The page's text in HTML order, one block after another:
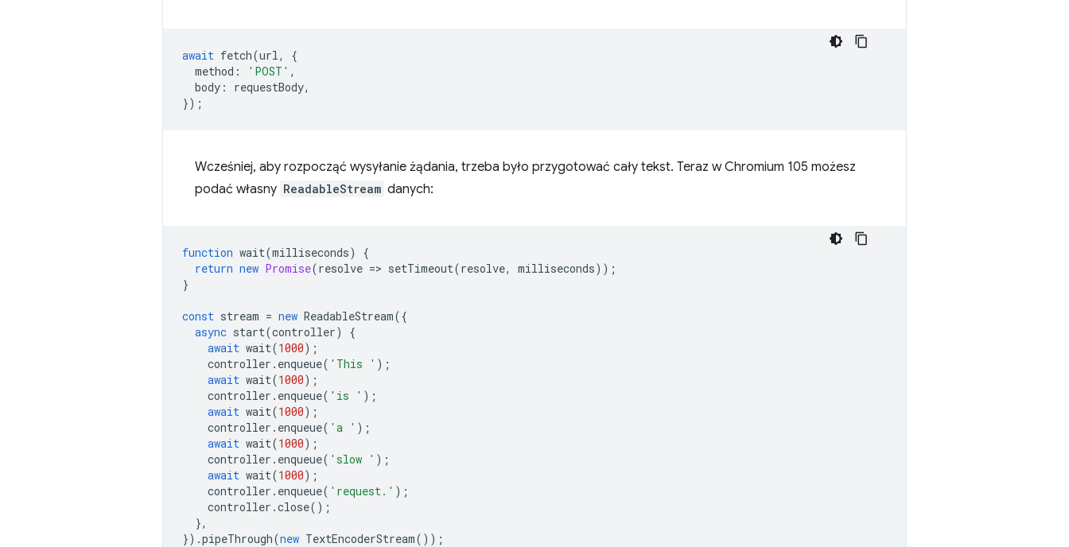
await fetch(url,
{
method : 'POST' ,
body : requestBody,
});
Wcześniej, aby rozpocząć wysyłanie żądania, trzeba było przygotować cały tekst. Teraz w Chromium 105 możesz
podać własny ReadableStream danych:
function wait(milliseconds)
{
return new Promise(resolve => setTimeout(resolve, milliseconds));
}
const stream = new ReadableStream({
async start(controller)
{
await wait(1000);
controller . enqueue( 'This ' );
await wait(1000);
controller . enqueue( 'is ' );
await wait(1000);
controller . enqueue( 'a ' );
await wait(1000);
controller . enqueue( 'slow ' );
await wait(1000);
controller . enqueue( 'request.' );
controller .close();
},
}).pipeThrough(new TextEncoderStream());